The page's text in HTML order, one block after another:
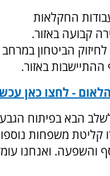
החקלאות
קבועה באזור.
הביטחון במרחב
- לחצו כאן
הבא בפיתוח
קליטת משפחות
והשפעה. ואנחנו